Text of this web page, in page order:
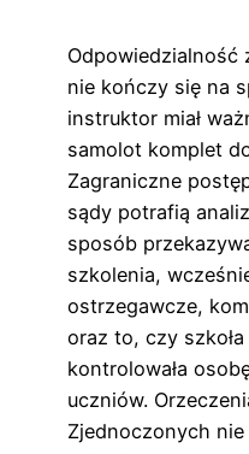
Odpowiedzialność
nie kończy się na
instruktor miał
samolot komplet
Zagraniczne
sądy potrafią
sposób
szkolenia,
ostrzegawcze,
oraz to, czy
kontrolowała
uczniów.
Zjednoczonych